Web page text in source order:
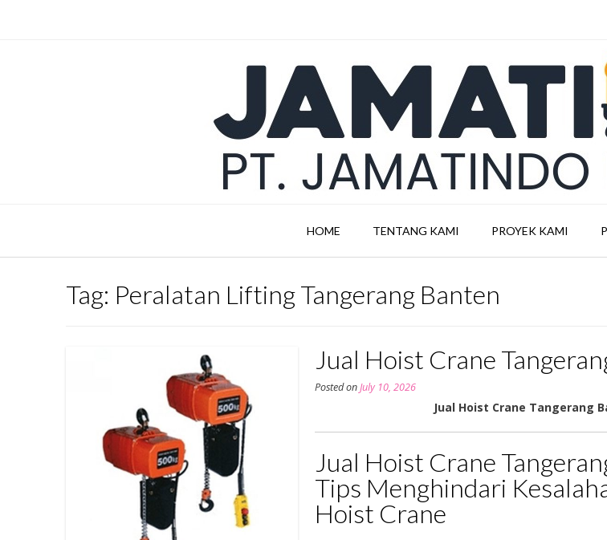
HOME TENTANG KAMI PROYEK KAMI
Tag: Peralatan Lifting Tangerang Banten
Jual Hoist Crane
Posted onJuly 10, 2026
Jual Hoist Crane Tangerang
Jual Hoist Crane
Tips Menghindari
Hoist Crane